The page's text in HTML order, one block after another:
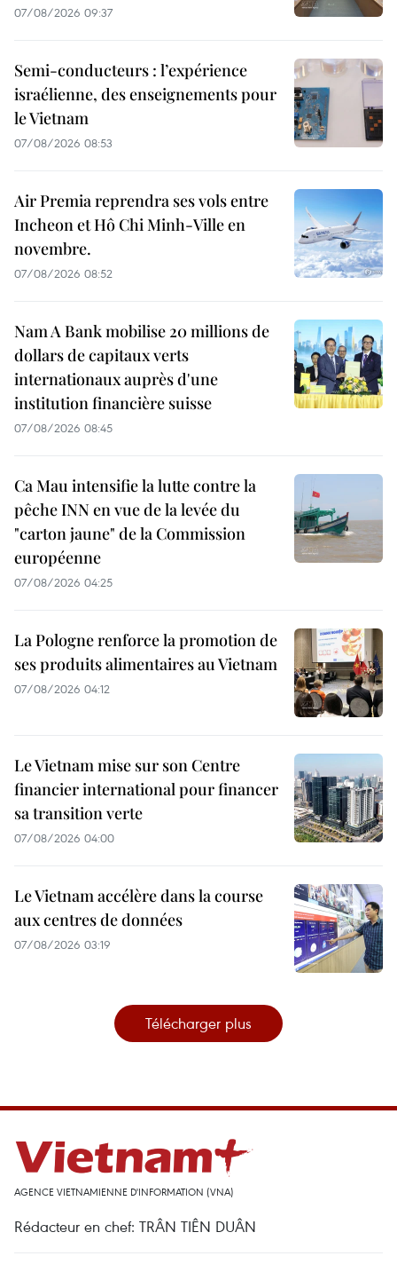
07/08/2026 09:37
Semi-conducteurs : l’expérience
israélienne, des enseignements pour
le Vietnam
07/08/2026 08:53
Air Premia reprendra ses vols entre
Incheon et Hô Chi Minh-Ville en
novembre.
07/08/2026 08:52
Nam A Bank mobilise 20 millions de
dollars de capitaux verts
internationaux auprès d'une
institution financière suisse
07/08/2026 08:45
Ca Mau intensifie la lutte contre la
pêche INN en vue de la levée du
"carton jaune" de la Commission
européenne
07/08/2026 04:25
La Pologne renforce la promotion de
ses produits alimentaires au Vietnam
07/08/2026 04:12
Le Vietnam mise sur son Centre
financier international pour financer
sa transition verte
07/08/2026 04:00
Le Vietnam accélère dans la course
aux centres de données
07/08/2026 03:19
Télécharger plus
AGENCE VIETNAMIENNE D'INFORMATION (VNA)
Rédacteur en chef: TRÂN TIÊN DUÂN